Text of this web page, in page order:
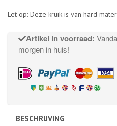
Let op: Deze kruik is van hard
Artikel in voorraad:
morgen in huis!
BESCHRIJVING